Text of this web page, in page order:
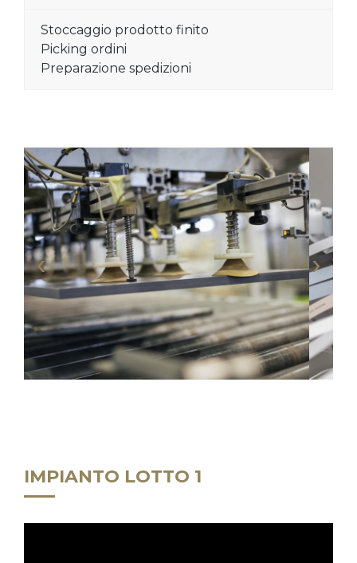
Stoccaggio prodotto finito
Picking ordini
Preparazione spedizioni
‹ ›
IMPIANTO LOTTO 1